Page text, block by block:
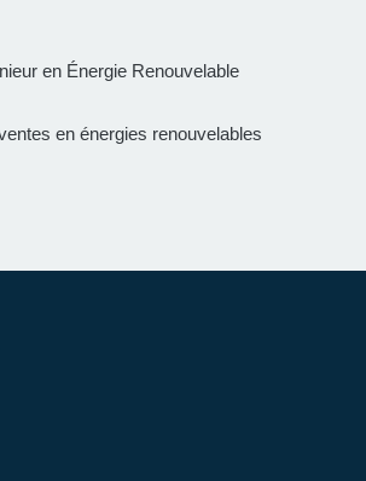
en Énergie Renouvelable
en énergies renouvelables